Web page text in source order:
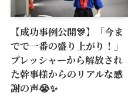
【成功事例公開🎊】「今ま
でで一番の盛り上がり！」
プレッシャーから解放され
た幹事様からのリアルな感
謝の声😭✨